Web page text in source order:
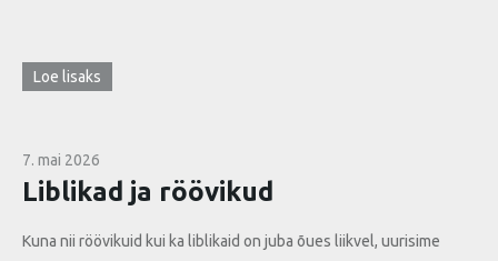
Loe lisaks
7. mai 2026
Liblikad ja röövikud
Kuna nii röövikuid kui ka liblikaid on juba õues liikvel, uurisime